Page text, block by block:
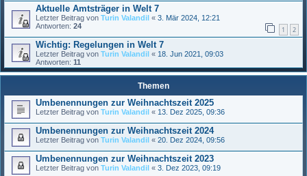
Aktuelle Amtsträger in Welt 7
Letzter Beitrag von Turin Valandil « 3. Mär 2024, 12:21
Antworten: 24 1 2
Wichtig: Regelungen in Welt 7
Letzter Beitrag von Turin Valandil « 18. Jun 2021, 09:03
Antworten: 11
Themen
Umbenennungen zur Weihnachtszeit 2025
Letzter Beitrag von Turin Valandil « 13. Dez 2025, 09:36
Umbenennungen zur Weihnachtszeit 2024
Letzter Beitrag von Turin Valandil « 20. Dez 2024, 09:56
Umbenennungen zur Weihnachtszeit 2023
Letzter Beitrag von Turin Valandil « 3. Dez 2023, 09:19